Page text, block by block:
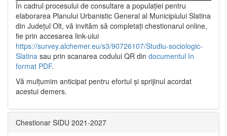
În cadrul procesului de consultare a populaţiei pentru
elaborarea Planului Urbanistic General al Municipiului Slatina
din Județul Olt, vă invităm să completați chestionarul online,
fie prin accesarea link-ului
https://survey.alchemer.eu/s3/90726107/Studiu-sociologic-
Slatina sau prin scanarea codului QR din documentul în
format PDF.
Vă mulţumim anticipat pentru efortul şi sprijinul acordat
acestui demers.
Chestionar SIDU 2021-2027